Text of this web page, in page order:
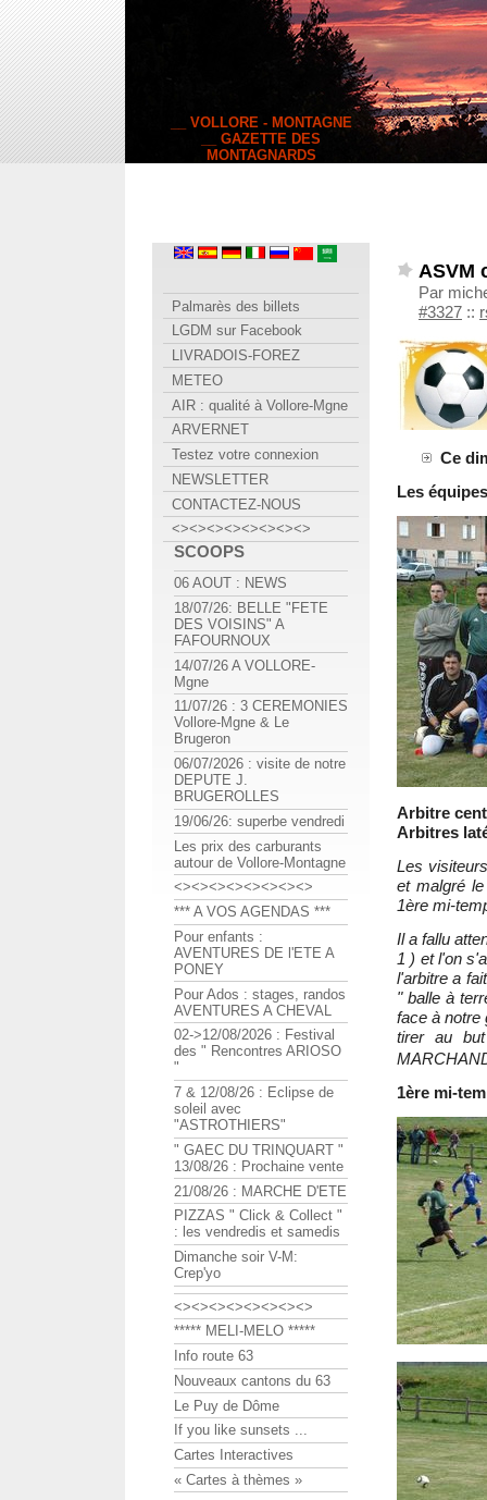
__ VOLLORE - MONTAGNE
__ GAZETTE DES
MONTAGNARDS
ASVM
Par
#3327 ::
Ce
Les
Arbitre
Arbitres
Les
et malgré
1ère mi-
Il a fallu
1 ) et l'on
l'arbitre a
" balle à
face à notre
tirer au
1ère mi-
Palmarès des billets
LGDM sur Facebook
LIVRADOIS-FOREZ
METEO
AIR : qualité à Vollore-Mgne
ARVERNET
Testez votre connexion
NEWSLETTER
CONTACTEZ-NOUS
<><><><><><><><>
SCOOPS
06 AOUT : NEWS
18/07/26: BELLE "FETE
DES VOISINS" A
FAFOURNOUX
14/07/26 A VOLLORE-
Mgne
11/07/26 : 3 CEREMONIES
Vollore-Mgne & Le
Brugeron
06/07/2026 : visite de notre
DEPUTE J.
BRUGEROLLES
19/06/26: superbe vendredi
Les prix des carburants
autour de Vollore-Montagne
<><><><><><><><>
*** A VOS AGENDAS ***
Pour enfants :
AVENTURES DE l'ETE A
PONEY
Pour Ados : stages, randos
AVENTURES A CHEVAL
02->12/08/2026 : Festival
des " Rencontres ARIOSO
"
7 & 12/08/26 : Eclipse de
soleil avec
"ASTROTHIERS"
" GAEC DU TRINQUART "
13/08/26 : Prochaine vente
21/08/26 : MARCHE D'ETE
PIZZAS " Click & Collect "
: les vendredis et samedis
Dimanche soir V-M:
Crep'yo
<><><><><><><><>
***** MELI-MELO *****
Info route 63
Nouveaux cantons du 63
Le Puy de Dôme
If you like sunsets ...
Cartes Interactives
« Cartes à thèmes »